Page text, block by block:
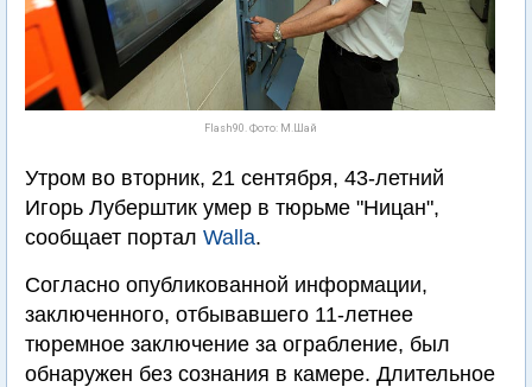
Flash90. Фото: М.Шай
Утром во вторник, 21 сентября, 43-летний
Игорь Луберштик умер в тюрьме "Ницан",
сообщает портал Walla.
Согласно опубликованной информации,
заключенного, отбывавшего 11-летнее
тюремное заключение за ограбление, был
обнаружен без сознания в камере. Длительное